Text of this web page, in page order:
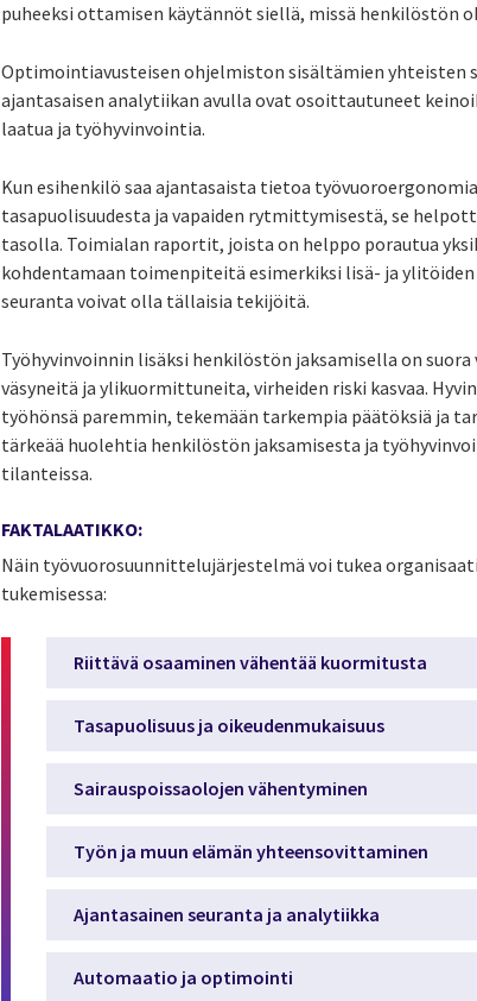
puheeksi ottamisen käytännöt siellä, missä henkilöstön
Optimointiavusteisen ohjelmiston sisältämien yhteisten
ajantasaisen analytiikan avulla ovat osoittautuneet
laatua ja työhyvinvointia.
Kun esihenkilö saa ajantasaista tietoa
tasapuolisuudesta ja vapaiden rytmittymisestä, se
tasolla. Toimialan raportit, joista on helppo porautua
kohdentamaan toimenpiteitä esimerkiksi lisä- ja
seuranta voivat olla tällaisia tekijöitä.
Työhyvinvoinnin lisäksi henkilöstön jaksamisella on
väsyneitä ja ylikuormittuneita, virheiden riski kasvaa.
työhönsä paremmin, tekemään tarkempia päätöksiä ja
tärkeää huolehtia henkilöstön jaksamisesta ja
tilanteissa.
FAKTALAATIKKO:
Näin työvuorosuunnittelujärjestelmä voi tukea
tukemisessa:
Riittävä osaaminen vähentää kuormitusta
Tasapuolisuus ja oikeudenmukaisuus
Sairauspoissaolojen vähentyminen
Työn ja muun elämän yhteensovittaminen
Ajantasainen seuranta ja analytiikka
Automaatio ja optimointi